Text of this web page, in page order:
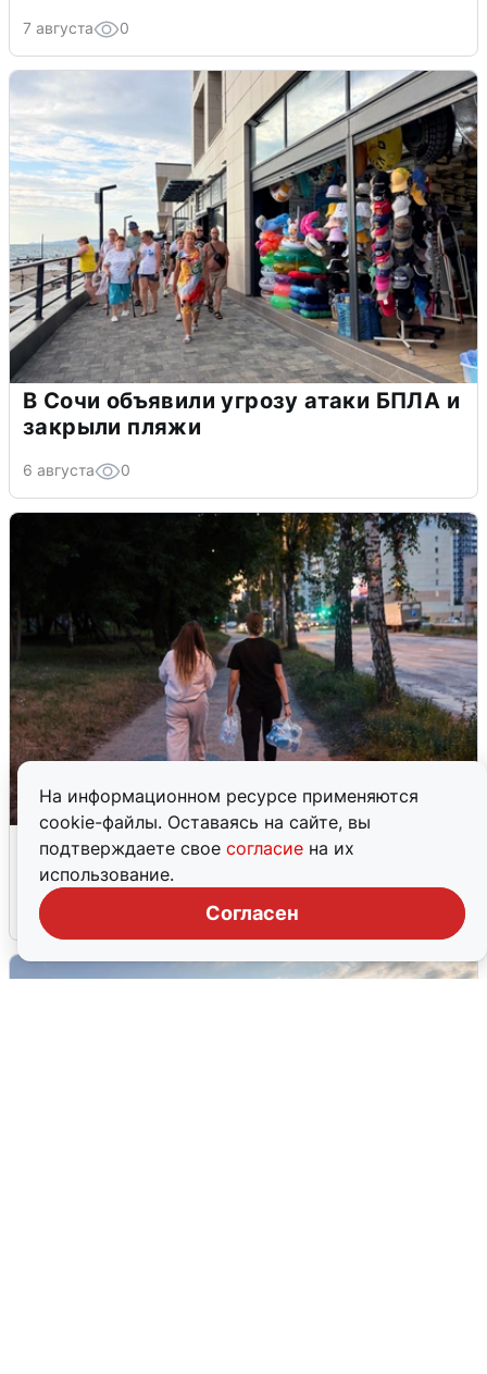
На информационном ресурсе применяются
cookie-файлы. Оставаясь на сайте, вы
подтверждаете свое согласие на их
использование.
Согласен
7 августа 0
В Сочи объявили угрозу атаки БПЛА и
закрыли пляжи
6 августа 0
Опубликована карта отключений
воды в Воронеже
6 августа